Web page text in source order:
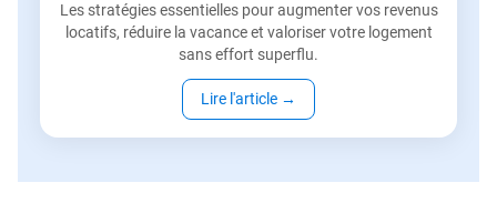
Les stratégies essentielles pour augmenter vos revenus
locatifs, réduire la vacance et valoriser votre logement
sans effort superflu.
Lire l'article →